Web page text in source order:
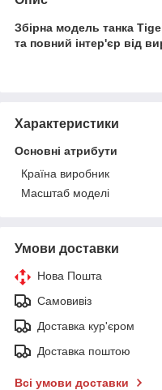
Збірна модель танка
та повний інтер'єр від
Характеристики
Основні атрибути
Країна виробник
Масштаб моделі
Умови доставки
Нова Пошта
Самовивіз
Доставка кур'єром
Доставка поштою
Всі умови доставки